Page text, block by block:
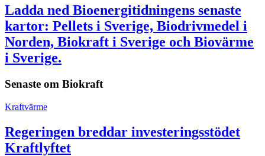
Ladda ned Bioenergitidningens senaste
kartor: Pellets i Sverige, Biodrivmedel i
Norden, Biokraft i Sverige och Biovärme
i Sverige.
Senaste om Biokraft
Kraftvärme
Regeringen breddar investeringsstödet
Kraftlyftet